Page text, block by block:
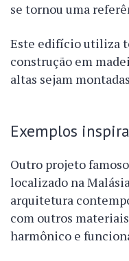
se tornou uma
Este edifício utiliza
construção em
altas sejam
Exemplos
Outro projeto
localizado na
arquitetura
com outros
harmônico e